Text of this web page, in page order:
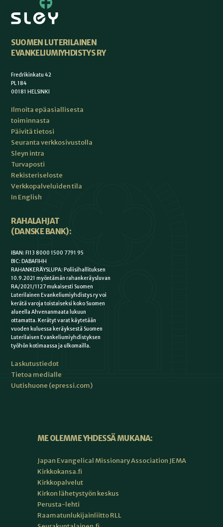
SUOMEN LUTERILAINEN
EVANKELIUMIYHDISTYS RY
Fredrikinkatu 42
PL 184
00181 HELSINKI
Ilmoita epäasiallisesta
toiminnasta
Päivitä tietosi
Seuranta verkkosivustolla
Sleyn intra
Turvaposti
Rekisteriseloste
Verkkopalveluiden tila
In English
RAHALAHJAT
(DANSKE BANK):
IBAN: FI13 8000 1500 7791 95
BIC: DABAFIHH
RAHANKERÄYSLUPA: Poliisihallituksen
10.9.2021 myöntämän rahankeräysluvan
RA/2021/1127 mukaisesti Suomen
Luterilainen Evankeliumiyhdistys ry voi
kerätä varoja toistaiseksi koko Suomen
alueella Ahvenanmaata lukuun
ottamatta. Kerätyt varat käytetään
vuoden kuluessa keräyksestä Suomen
Luterilaisen Evankeliumiyhdistyksen
työhön kotimaassa ja ulkomailla.
Laskutustiedot
Tietoa medialle
Uutishuone (epressi.com)
ME OLEMME YHDESSÄ MUKANA:
Japan Evangelical Missionary Association JEMA
Kirkkokansa.fi
Kirkkopalvelut
Kirkon lähetystyön keskus
Perusta-lehti
Raamatunlukijainliitto RLL